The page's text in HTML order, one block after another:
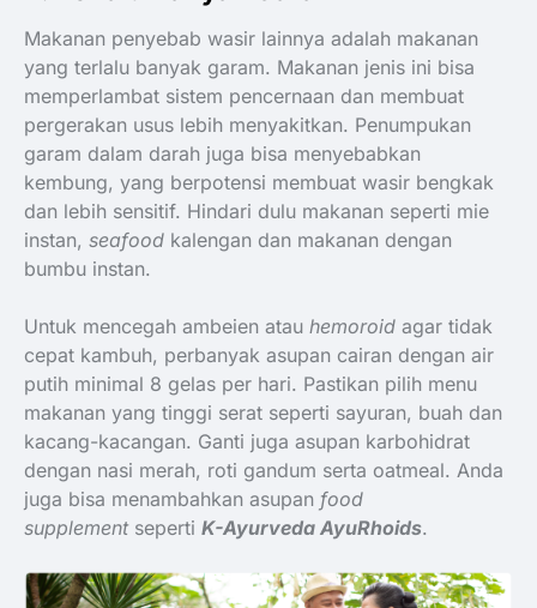
Makanan penyebab wasir lainnya adalah makanan
yang terlalu banyak garam. Makanan jenis ini bisa
memperlambat sistem pencernaan dan membuat
pergerakan usus lebih menyakitkan. Penumpukan
garam dalam darah juga bisa menyebabkan
kembung, yang berpotensi membuat wasir bengkak
dan lebih sensitif. Hindari dulu makanan seperti mie
instan, seafood kalengan dan makanan dengan
bumbu instan.
Untuk mencegah ambeien atau hemoroid agar tidak
cepat kambuh, perbanyak asupan cairan dengan air
putih minimal 8 gelas per hari. Pastikan pilih menu
makanan yang tinggi serat seperti sayuran, buah dan
kacang-kacangan. Ganti juga asupan karbohidrat
dengan nasi merah, roti gandum serta oatmeal. Anda
juga bisa menambahkan asupan food
supplementseperti K-Ayurveda AyuRhoids.